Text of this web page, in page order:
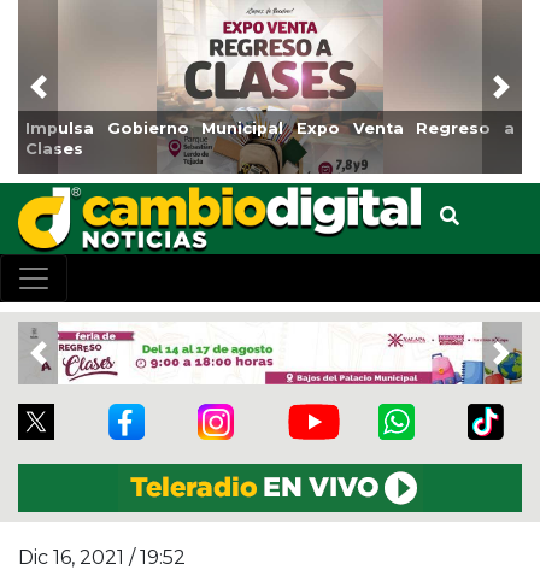
Expo Venta Regreso a
Reabrirá Coatzacoalcos la
Centro
Previous
Previous
Dic 16, 2021 / 19:52